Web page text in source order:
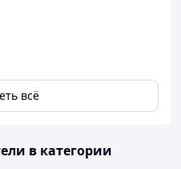
всё
в категории